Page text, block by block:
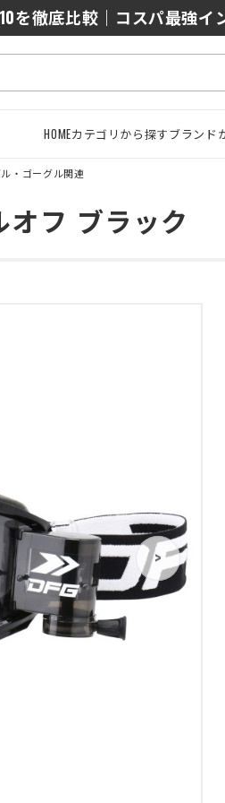
を徹底比較｜コスパ最強
HOMEカテゴリから探すブランド
・ゴーグル関連
フ ブラック
>